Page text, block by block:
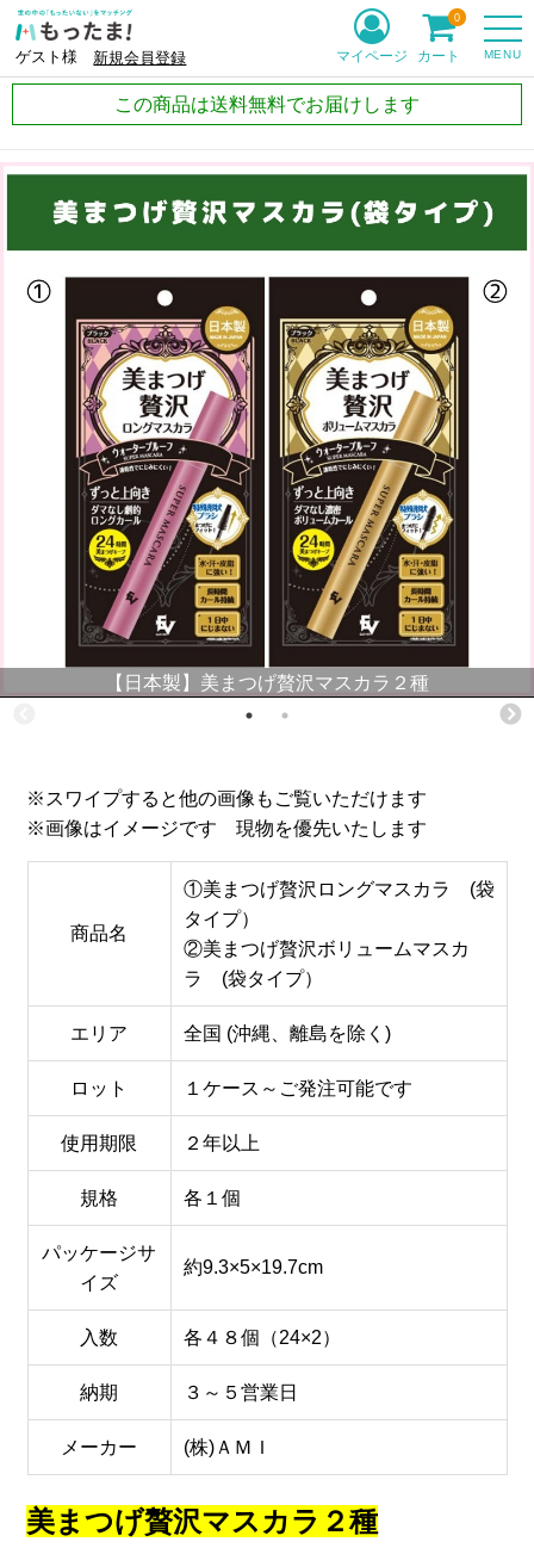
ゲスト様 新規会員登録 MENU
マイページ カート
0
この商品は送料無料でお届けします
【日本製】美まつげ贅沢マスカラ２種
※スワイプすると他の画像もご覧いただけます
※画像はイメージです 現物を優先いたします
商品名
①美まつげ贅沢ロングマスカラ (袋
タイプ）
②美まつげ贅沢ボリュームマスカ
ラ (袋タイプ）
エリア 全国 (沖縄、離島を除く)
ロット １ケース～ご発注可能です
使用期限 ２年以上
規格 各１個
パッケージサ
イズ
約9.3×5×19.7cm
入数 各４８個（24×2）
納期 ３～５営業日
メーカー (株)ＡＭＩ
美まつげ贅沢マスカラ２種